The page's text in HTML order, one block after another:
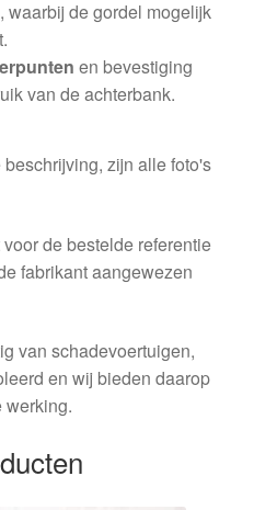
de gordel mogelijk
en bevestiging
van de achterbank.
zijn alle foto's
de bestelde referentie
fabrikant aangewezen
van schadevoertuigen,
en wij bieden daarop
werking.